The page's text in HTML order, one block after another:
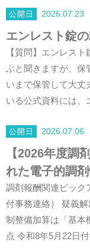
2026.07.23
エンレスト錠
【質問】エンレス
ぶと聞きますが、保
いまで保管して大丈
いる公式資料には、
2026.07.06
【2026年度調
れた電子的調
調剤報酬関連ピック
付事務連絡） 疑義
制整備加算は「基本
点 令和8年5月22日